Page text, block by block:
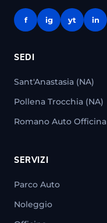
f ig yt in
SEDI
Sant'Anastasia (NA)
Pollena Trocchia (NA)
Romano Auto Officina
SERVIZI
Parco Auto
Noleggio